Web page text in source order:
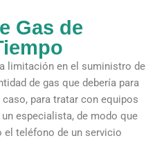
Gas de
limitación en el suministro de
de gas que debería para
para tratar con equipos
especialista, de modo que
el teléfono de un servicio